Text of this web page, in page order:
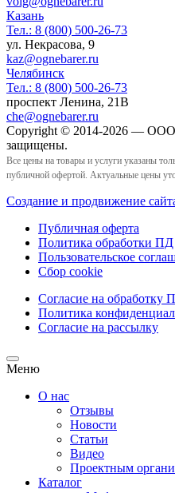
Казань
Тел.: 8 (800) 500-26-73
ул. Некрасова, 9
kaz@ognebarer.ru
Челябинск
Тел.: 8 (800) 500-26-73
проспект Ленина, 21В
che@ognebarer.ru
Copyright © 2014-2026 — ООО
защищены.
Все цены на товары и услуги указаны
публичной офертой. Актуальные цены
Создание и продвижение
Публичная оферта
Политика обработки ПД
Пользовательское
Сбор cookie
Согласие на обработку
Политика
Согласие на рассылку
Меню
О нас
Отзывы
Новости
Статьи
Видео
Проектным
Каталог